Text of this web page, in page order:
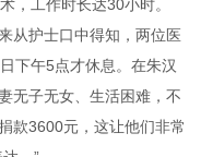
，工作时长达30小时。
护士口中得知，两位医
下午5点才休息。在朱汉
无子无女、生活困难，不
款3600元，这让他们非常